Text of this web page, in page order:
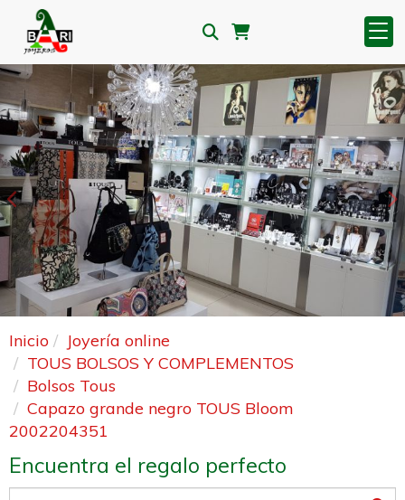
Anterior
Inicio
Joyería online
TOUS BOLSOS Y COMPLEMENTOS
Bolsos Tous
Capazo grande negro TOUS Bloom
2002204351
Encuentra el regalo perfecto